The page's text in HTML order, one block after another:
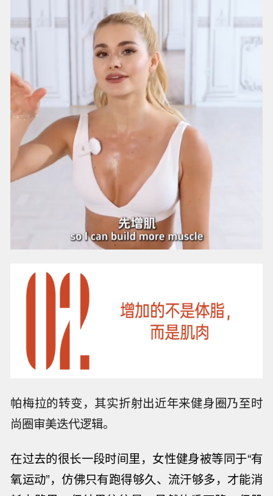
帕梅拉的转变，其实折射出近年来健身圈乃至时
尚圈审美迭代逻辑。
在过去的很长一段时间里，女性健身被等同于“有
氧运动”，仿佛只有跑得够久、流汗够多，才能消